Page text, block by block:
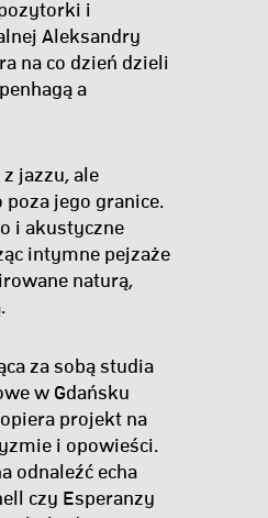
i
Aleksandry
na co dzień dzieli
a
jazzu, ale
jego granice.
i akustyczne
intymne pejzaże
naturą,
za sobą studia
w Gdańsku
projekt na
i opowieści.
odnaleźć echa
czy Esperanzy